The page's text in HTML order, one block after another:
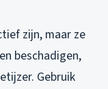
zijn, maar ze
beschadigen,
Gebruik